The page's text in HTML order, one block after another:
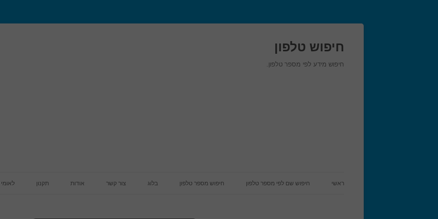
חיפוש טלפון
חיפוש מידע לפי מספר טלפון.
ראשי חיפוש שם לפי מספר טלפון חיפוש מספר טלפון בלוג צור קשר אודות תקנון